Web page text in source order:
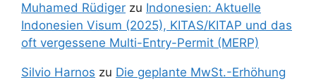
Muhamed Rüdiger zu Indonesien: Aktuelle
Indonesien Visum (2025), KITAS/KITAP und das
oft vergessene Multi-Entry-Permit (MERP)
Silvio Harnos zu Die geplante MwSt.-Erhöhung